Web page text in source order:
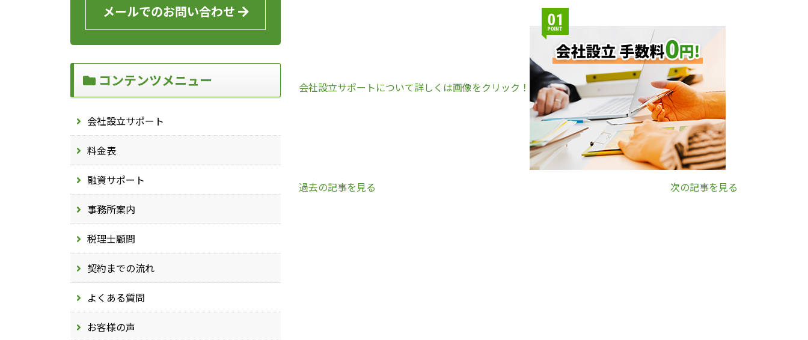
メールでのお問い合わせ
コンテンツメニュー
会社設立サポート
料金表
融資サポート
事務所案内
税理士顧問
契約までの流れ
よくある質問
お客様の声
会社設立サポートについて詳しくは画像をクリック！
過去の記事を見る 次の記事を見る